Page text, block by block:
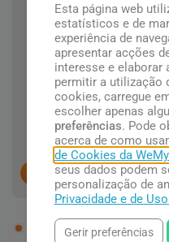
pessoas concluindo esta
2 em estoque
Esta página web
estatísticos e de
experiência de
apresentar acções
interesse e elaborar
permitir a utilização
cookies, carregue
escolher apenas
preferências. Pode
acerca de como
de Cookies da
seus dados podem
personalização de
Privacidade e de
Gerir preferências